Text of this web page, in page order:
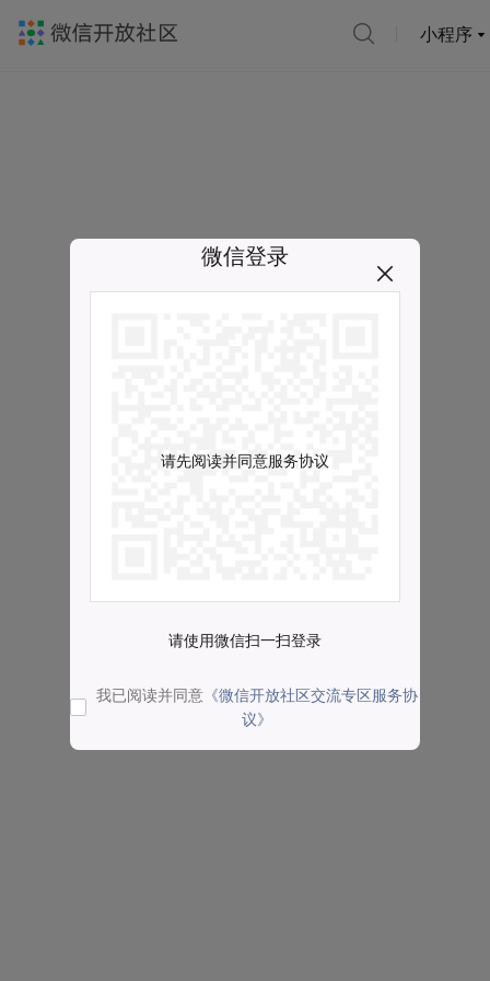
小程序
微信登录
请先阅读并同意服务协议
请使用微信扫一扫登录
我已阅读并同意 《微信开放社区交流专区服务协
议》